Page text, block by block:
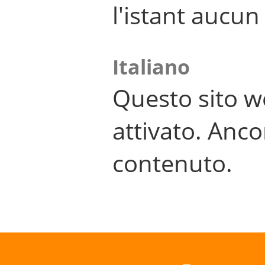
l'istant
Italiano
Questo sito
attivato.
contenuto.